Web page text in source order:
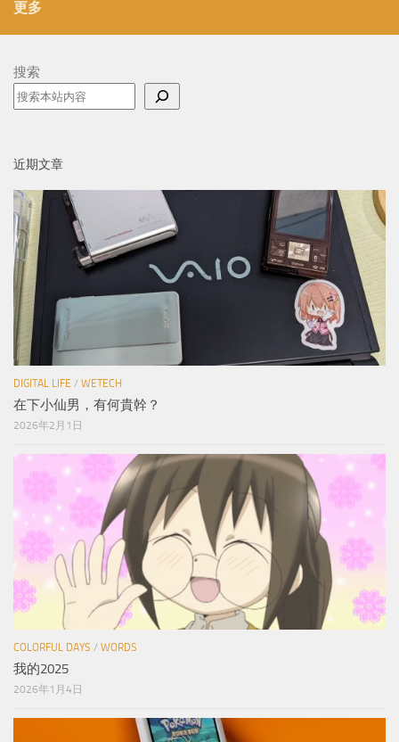
更多
搜索
近期文章
DIGITAL LIFE / WETECH
在下小仙男，有何貴幹？
2026年2月1日
COLORFUL DAYS / WORDS
我的2025
2026年1月4日